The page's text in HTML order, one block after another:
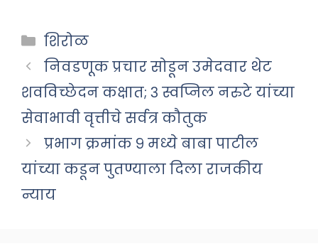
Categories
शिरोळ
निवडणूक प्रचार सोडून उमेदवार थेट
शवविच्छेदन कक्षात; ३ स्वप्निल नरुटे यांच्या
सेवाभावी वृत्तीचे सर्वत्र कौतुक
प्रभाग क्रमांक ९ मध्ये बाबा पाटील
यांच्या कडून पुतण्याला दिला राजकीय
न्याय